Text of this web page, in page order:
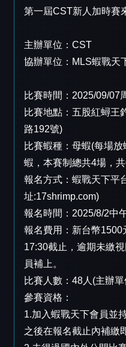
第一屆CST新人加時賽
主辦單位：CST
協辦單位：MLS蝦戰天
比賽時間：2025/09/07
比賽地點：五股紅蟳王
路192號)
比賽蝦種：母蝦(每場
蝦，本賽制總共4場，
報名方式：蝦戰天下平
址:17shrimp.com)
報名時間：2025/8/2中
報名費用：新台幣1500
17:30截止，逾期未繳
員補上。
比賽人數：48人(主辦
參賽資格：
1.加入蝦戰天下會員並
之後在報名截止內補繳